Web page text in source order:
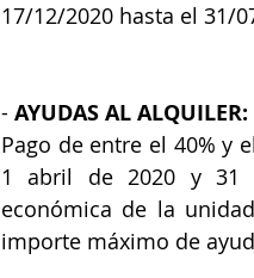
17/12/2020 hasta el 31/
- AYUDAS AL ALQUILER:
Pago de entre el 40% y
1 abril de 2020 y 31
económica de la
importe máximo de